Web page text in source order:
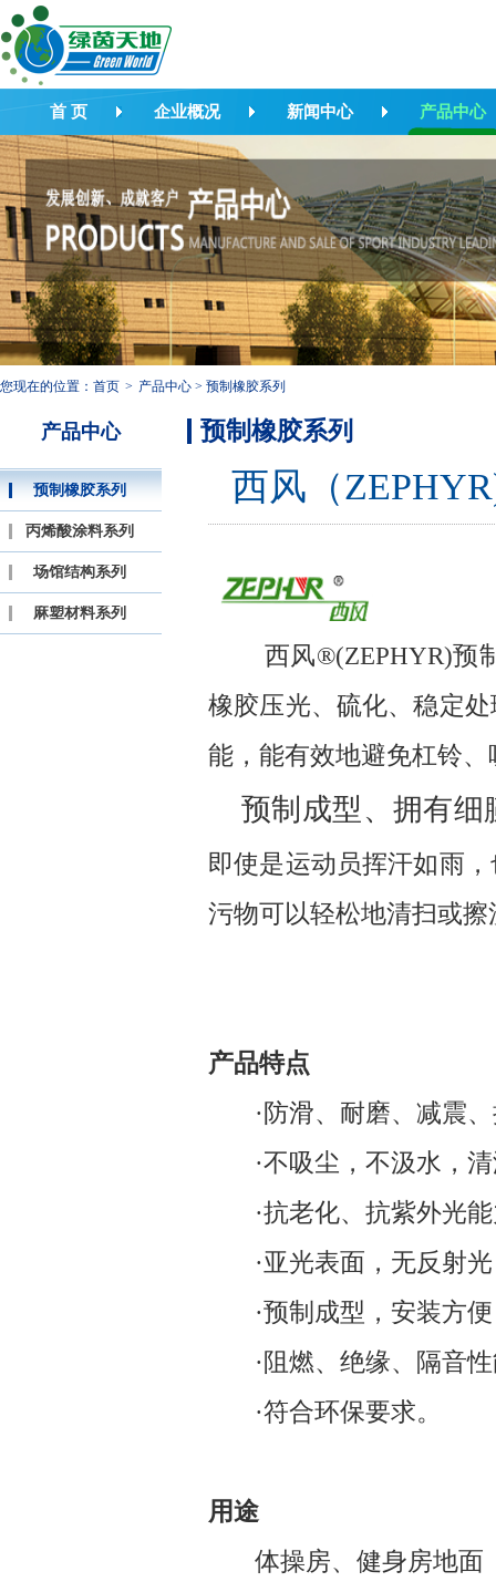
首 页 企业概况 新闻中心 产品中心
您现在的位置： 首页 > 产品中心 > 预制橡胶系列
产品中心
预制橡胶系列
丙烯酸涂料系列
场馆结构系列
麻塑材料系列
预制橡胶系列
西风（
西风®(ZEPHYR)预制
橡胶压光、硫化、稳定
能，能有效地避免杠铃
预制成型、拥有细
即使是运动员挥汗如雨
污物可以轻松地清扫或擦
产品特点
·防滑、耐磨、减震、
·不吸尘，不汲水，
·抗老化、抗紫外光
·亚光表面，无反射
·预制成型，安
· 阻燃、绝缘、隔音
·符合环保要求。
用途
体操房、健身房地面